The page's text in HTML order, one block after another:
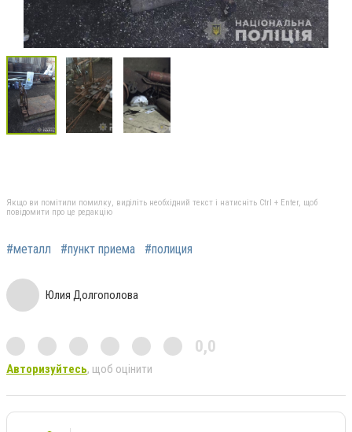
Якщо ви помітили помилку, виділіть необхідний текст і натисніть Ctrl + Enter, щоб
повідомити про це редакцію
#металл #пункт приема #полиция
Юлия Долгополова
0,0
Авторизуйтесь, щоб оцінити